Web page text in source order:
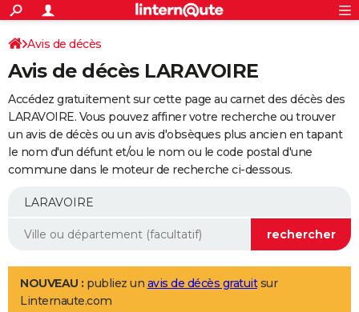
ACTUALITÉS
Politique
Société
Faits Divers
Education
Monde
Villes
+
SPORT
Coupe du monde 2026
Football
Tennis
Cyclisme
Rugby
Forum
Programme TV
TNTStreaming
Cinéma
Sorties cinéma
Musique
+
FINANCE
Impôts
Immobilier
Risques naturels par ville
Banque
Assurance
Crédit
AUTO
Essais
Réserver un essai
Citadines
Berlines
SUV
Forum auto
+
Mobiles
Meilleur smartphone
Internet
Ordinateurs
Jeux vidéo
Guide high-tech
Aménagement intérieur
LIFESTYLE
Art de vivre
Bien-être
Loisirs
Mode
Modes de vie
Avis de décès
Avis de décès LARAVOIRE
Accédez gratuitement sur cette page au carnet des décès des
LARAVOIRE. Vous pouvez affiner votre recherche ou trouver
un avis de décès ou un avis d'obsèques plus ancien en tapant
le nom d'un défunt et/ou le nom ou le code postal d'une
commune dans le moteur de recherche ci-dessous.
NOUVEAU : publiez un avis de décès gratuitsur
Linternaute.com